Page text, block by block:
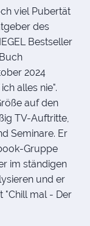
viel Pubertät
des
Bestseller
2024
alles nie".
auf den
TV-Auftritte,
Seminare. Er
Gruppe
im ständigen
und er
"Chill mal - Der